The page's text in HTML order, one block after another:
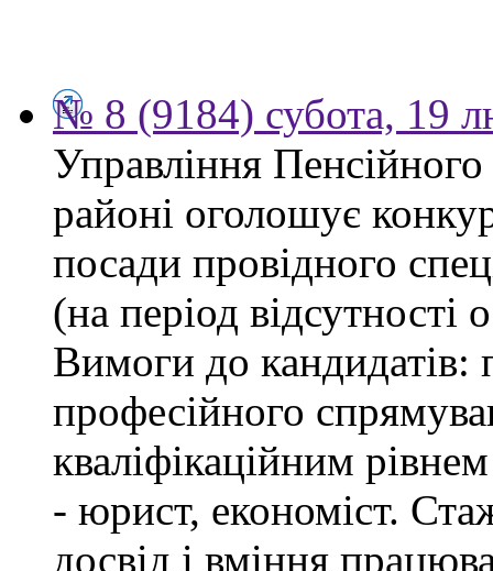
№ 8 (9184) субота, 19
Управління
районі оголошує
посади провідного
(на період відсутності
Вимоги до кандидатів:
професійного
кваліфікаційним
- юрист, економіст.
досвід і вміння